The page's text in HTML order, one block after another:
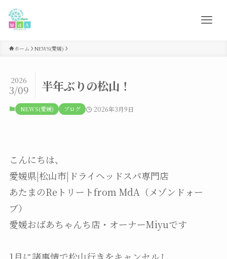
ホーム NEWS(愛媛)
半年ぶりの松山！
2026
3/09
NEWS(愛媛) ブログ 2026年3月9日
こんにちは、
愛媛県|松山市|ドライヘッドスパ専門店
あたまのReトリートfrom MdA（メゾンドォー
ブ）
愛媛おばあちゃんち店・オーナーMiyuです